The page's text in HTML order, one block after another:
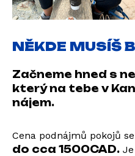
NĚKDE MUSÍŠ
Začneme hned s
který na tebe v
nájem.
Cena podnájmů pokojů
do cca 1500CAD.